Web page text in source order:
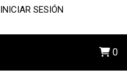
INICIAR SESIÓN
0